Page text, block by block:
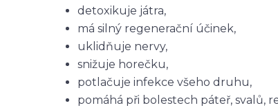
detoxikuje játra,
má silný regenerační účinek,
uklidňuje nervy,
snižuje horečku,
potlačuje infekce všeho druhu,
pomáhá při bolestech páteř, svalů,